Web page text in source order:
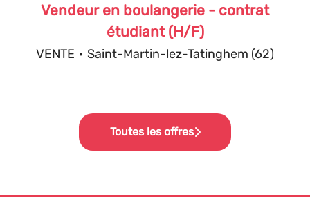
Vendeur en boulangerie - contrat
étudiant (H/F)
VENTE · Saint-Martin-lez-Tatinghem (62)
Toutes les offres